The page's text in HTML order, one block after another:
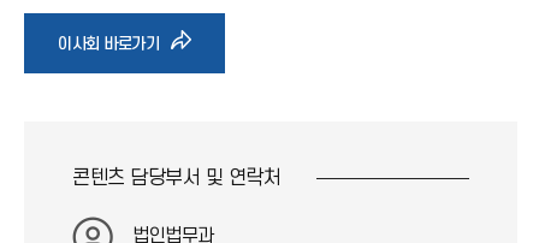
이사회 바로가기 바
가
기
콘텐츠 담당부서 및 연락처
법인법무과